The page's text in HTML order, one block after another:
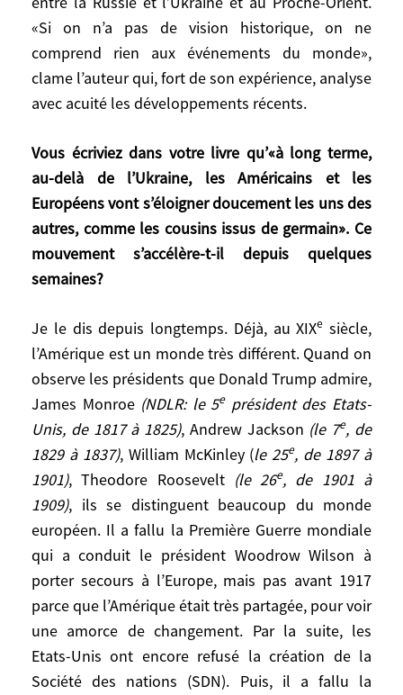
«Si on n’a pas de vision historique, on ne
comprend rien aux événements du monde»,
clame l’auteur qui, fort de son expérience, analyse
avec acuité les développements récents.
Vous écriviez dans votre livre qu’«à long terme,
au-delà de l’Ukraine, les Américains et les
Européens vont s’éloigner doucement les uns des
autres, comme les cousins issus de germain». Ce
mouvement s’accélère-t-il depuis quelques
semaines?
Je le dis depuis longtemps. Déjà, au XIXe siècle,
l’Amérique est un monde très différent. Quand on
observe les présidents que Donald Trump admire,
James Monroe (NDLR: le 5eprésident des Etats-
Unis, de 1817 à 1825), Andrew Jackson (le 7e, de
1829 à 1837), William McKinley (le 25e, de 1897 à
1901), Theodore Roosevelt (le 26e, de 1901 à
1909), ils se distinguent beaucoup du monde
européen. Il a fallu la Première Guerre mondiale
qui a conduit le président Woodrow Wilson à
porter secours à l’Europe, mais pas avant 1917
parce que l’Amérique était très partagée, pour voir
une amorce de changement. Par la suite, les
Etats-Unis ont encore refusé la création de la
Société des nations (SDN). Puis, il a fallu la
liés notamment aux conflits entre la Russie
et l’Ukraine et au Proche-Orient. «Si on n’a
pas de vision historique, on ne comprend
rien aux événements du monde», clame
analyse avec acuité les développements
récents.
Vous écriviez dans votre livre qu’«à long
terme, au-delà de l’Ukraine, les Américains
et les Européens vont s’éloigner
doucement les uns des autres, comme les
s’accélère-t-il depuis quelques semaines?
Je le dis depuis longtemps. Déjà, au
XIXesiècle, l’Amérique est un monde très
différent. Quand on observe les présidents
que Donald Trump admire, James
Monroe(NDLR: le 5 président des Etats-
Unis, de 1817 à 1825) , Andrew Jackson
e , de 1829 à 1837), William McKinley (le
e
Roosevelt(le 26e , de 1901 à 1909) , ils se
distinguent beaucoup du monde
européen. Il a fallu la Première Guerre
mondiale qui a conduit le président
Woodrow Wilson à porter secours à
l’Europe, mais pas avant 1917 parce que